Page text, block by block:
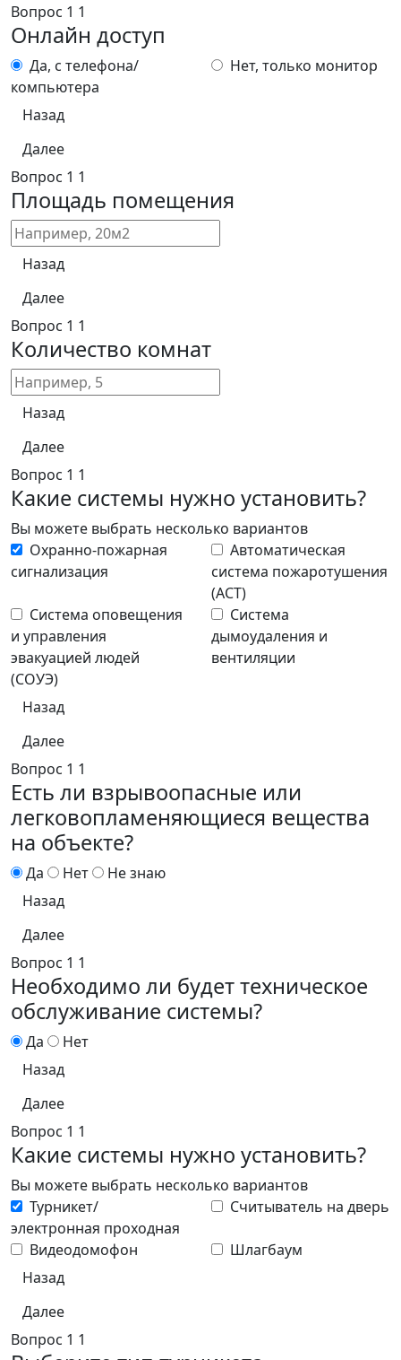
Вопрос 1 1
Онлайн доступ
Да, с телефона/
компьютера
Нет, только монитор
Назад
Далее
Вопрос 1 1
Площадь помещения
Назад
Далее
Вопрос 1 1
Количество комнат
Назад
Далее
Вопрос 1 1
Какие системы нужно установить?
Вы можете выбрать несколько вариантов
Охранно-пожарная
сигнализация
Автоматическая
система пожаротушения
(АСТ)
Система оповещения
и управления
эвакуацией людей
(СОУЭ)
Система
дымоудаления и
вентиляции
Назад
Далее
Вопрос 1 1
Есть ли взрывоопасные или
легковопламеняющиеся вещества
на объекте?
Да Нет
Не знаю
Назад
Далее
Вопрос 1 1
Необходимо ли будет техническое
обслуживание системы?
Да
Нет
Назад
Далее
Вопрос 1 1
Какие системы нужно установить?
Вы можете выбрать несколько вариантов
Турникет/
электронная проходная
Считыватель на дверь
Видеодомофон
Шлагбаум
Назад
Далее
Вопрос 1 1